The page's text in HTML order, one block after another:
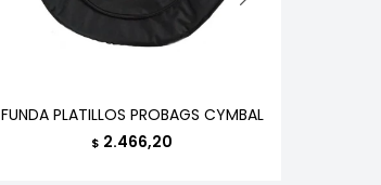
FUNDA PLATILLOS PROBAGS CYMBAL
$ 2.466,20